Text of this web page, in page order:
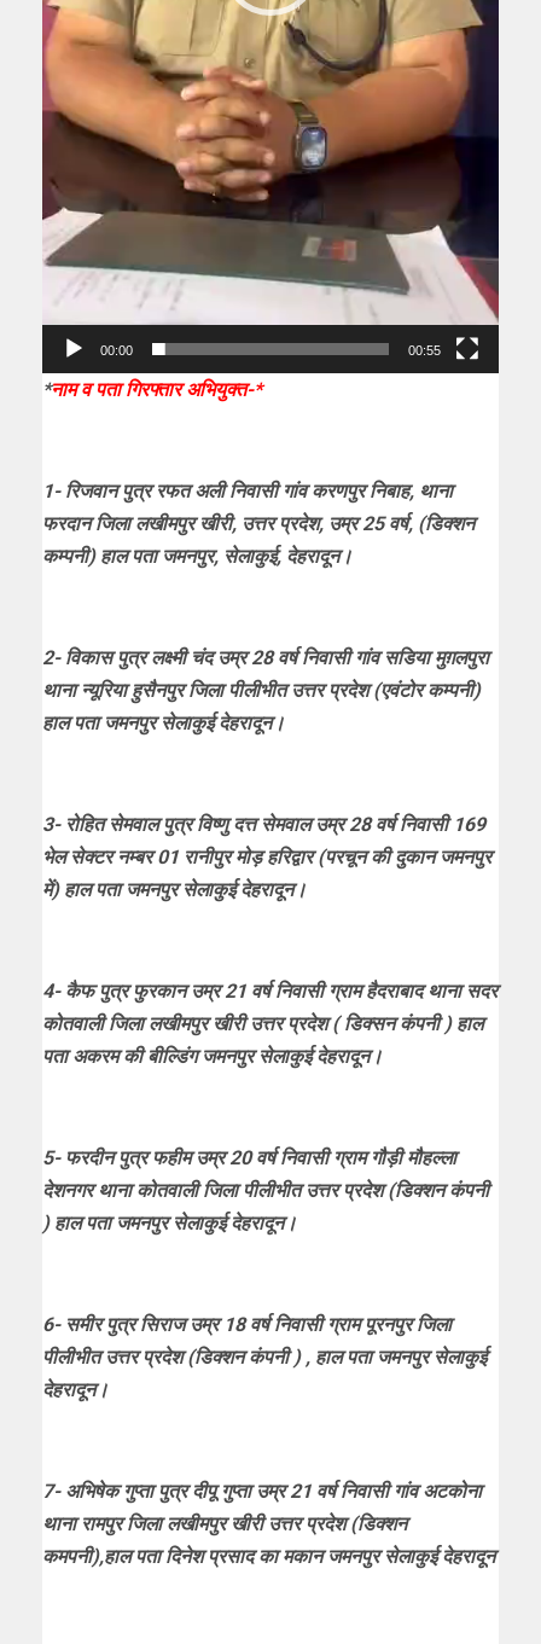
00:00 00:55
*नाम व पता गिरफ्तार अभियुक्त-*
1- रिजवान पुत्र रफत अली निवासी गांव करणपुर निबाह, थाना
फरदान जिला लखीमपुर खीरी, उत्तर प्रदेश, उम्र 25 वर्ष, (डिक्शन
कम्पनी) हाल पता जमनपुर, सेलाकुई, देहरादून।
2- विकास पुत्र लक्ष्मी चंद उम्र 28 वर्ष निवासी गांव सडिया मुग़लपुरा
थाना न्यूरिया हुसैनपुर जिला पीलीभीत उत्तर प्रदेश (एवंटोर कम्पनी)
हाल पता जमनपुर सेलाकुई देहरादून।
3- रोहित सेमवाल पुत्र विष्णु दत्त सेमवाल उम्र 28 वर्ष निवासी 169
भेल सेक्टर नम्बर 01 रानीपुर मोड़ हरिद्वार (परचून की दुकान जमनपुर
में) हाल पता जमनपुर सेलाकुई देहरादून।
4- कैफ पुत्र फुरकान उम्र 21 वर्ष निवासी ग्राम हैदराबाद थाना सदर
कोतवाली जिला लखीमपुर खीरी उत्तर प्रदेश ( डिक्सन कंपनी ) हाल
पता अकरम की बील्डिंग जमनपुर सेलाकुई देहरादून।
5- फरदीन पुत्र फहीम उम्र 20 वर्ष निवासी ग्राम गौड़ी मौहल्ला
देशनगर थाना कोतवाली जिला पीलीभीत उत्तर प्रदेश (डिक्शन कंपनी
) हाल पता जमनपुर सेलाकुई देहरादून।
6- समीर पुत्र सिराज उम्र 18 वर्ष निवासी ग्राम पूरनपुर जिला
पीलीभीत उत्तर प्रदेश (डिक्शन कंपनी ) , हाल पता जमनपुर सेलाकुई
देहरादून।
7- अभिषेक गुप्ता पुत्र दीपू गुप्ता उम्र 21 वर्ष निवासी गांव अटकोना
थाना रामपुर जिला लखीमपुर खीरी उत्तर प्रदेश (डिक्शन
कमपनी),हाल पता दिनेश प्रसाद का मकान जमनपुर सेलाकुई देहरादून